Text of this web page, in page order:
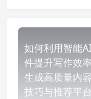
如何利用智能
件提升写作效
生成高质量内
技巧与推荐平台